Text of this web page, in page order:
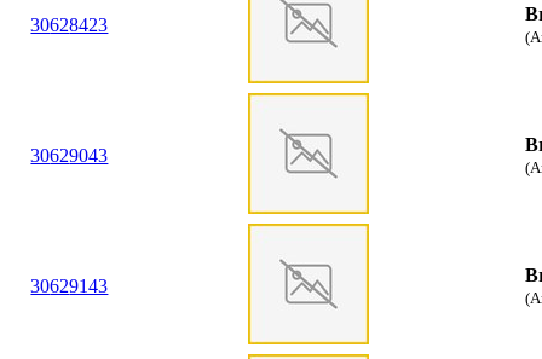
30628423
30629043
30629143